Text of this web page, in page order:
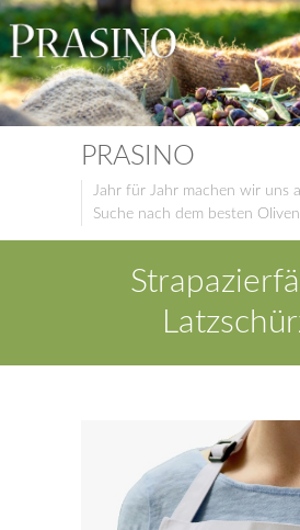
PRASINO
Jahr für Jahr machen wir uns
Suche nach dem besten